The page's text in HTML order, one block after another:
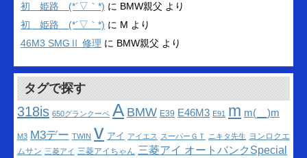
初 姫路 (*´▽｀*) に BMW親父 より
初 姫路 (*´▽｀*) に M より
46M3 SMGⅡ 修理 に BMW親父 より
タグで探す
318is 650グランクーペ A BMW E39 E46M3 E91 m m(__)m
M3 M3デー TWIN v アイ アイエス スーパーＧＴ ニキタ先生 ヨンロクエ
ムサン 三菱アイ 三菱アイちゃん 三菱アイ オートバンクSpecial